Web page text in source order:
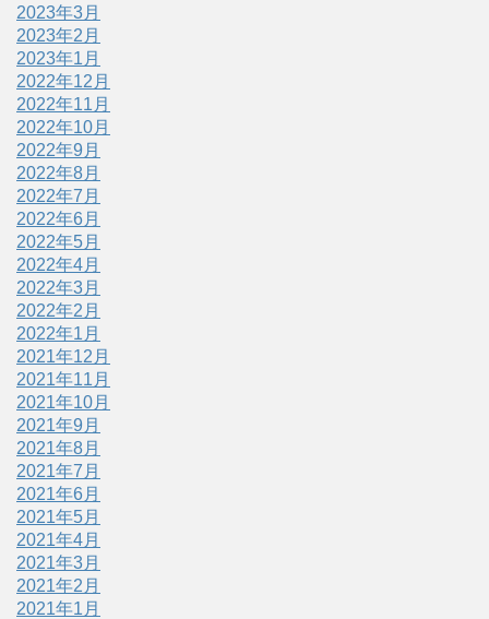
2023年3月
2023年2月
2023年1月
2022年12月
2022年11月
2022年10月
2022年9月
2022年8月
2022年7月
2022年6月
2022年5月
2022年4月
2022年3月
2022年2月
2022年1月
2021年12月
2021年11月
2021年10月
2021年9月
2021年8月
2021年7月
2021年6月
2021年5月
2021年4月
2021年3月
2021年2月
2021年1月